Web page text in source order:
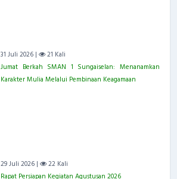
31 Juli 2026 |
21 Kali
Jumat Berkah SMAN 1 Sungaiselan: Menanamkan
Karakter Mulia Melalui Pembinaan Keagamaan
29 Juli 2026 |
22 Kali
Rapat Persiapan Kegiatan Agustusan 2026